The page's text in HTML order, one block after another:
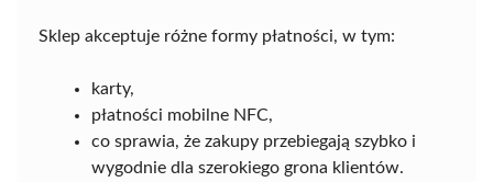
Sklep akceptuje różne formy płatności, w tym:
karty,
płatności mobilne NFC,
co sprawia, że zakupy przebiegają szybko i
wygodnie dla szerokiego grona klientów.